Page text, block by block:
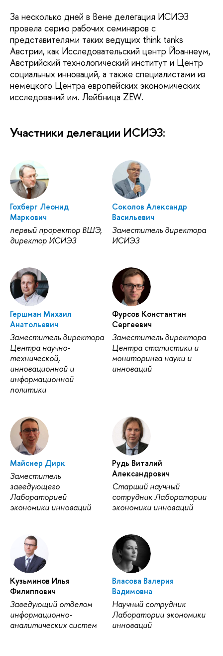
За несколько дней в Вене делегация ИСИЭЗ
провела серию рабочих семинаров с
представителями таких ведущих think tanks
Австрии, как Исследовательский центр Йоаннеум,
Австрийский технологический институт и Центр
социальных инноваций, а также специалистами из
немецкого Центра европейских экономических
исследований им. Лейбница ZEW.
Участники делегации ИСИЭЗ:
Гохберг Леонид
Маркович
первый проректор ВШЭ,
директор ИСИЭЗ
Соколов Александр
Васильевич
Заместитель директора
ИСИЭЗ
Гершман Михаил
Анатольевич
Заместитель директора
Центра научно-
технической,
инновационной и
информационной
политики
Фурсов Константин
Сергеевич
Заместитель директора
Центра статистики и
мониторинга науки и
инноваций
Майснер Дирк
Заместитель
заведующего
Лабораторией
экономики инноваций
Рудь Виталий
Александрович
Старший научный
сотрудник Лаборатории
экономики инноваций
Кузьминов Илья
Филиппович
Заведующий отделом
информационно-
аналитических систем
Власова Валерия
Вадимовна
Научный сотрудник
Лаборатории экономики
инноваций